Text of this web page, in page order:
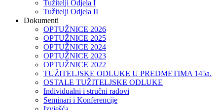
Tužitelji Odjela I
Tužitelji Odjela II
Dokumenti
OPTUŽNICE 2026
OPTUŽNICE 2025
OPTUŽNICE 2024
OPTUŽNICE 2023
OPTUŽNICE 2022
TUŽITELJSKE ODLUKE U PREDMETIMA 145a.
OSTALE TUŽITELJSKE ODLUKE
Individualni i stručni radovi
Seminari i Konferencije